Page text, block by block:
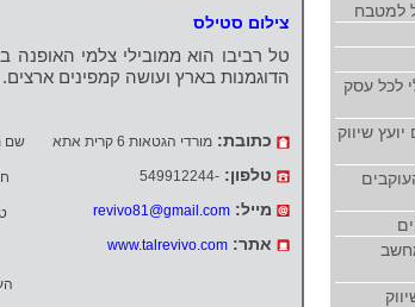
צילום סטילס
טל רביבו הוא ממובילי צלמי האופנה
הדוגמנות בארץ ועושה קמפינים ארצים.
כתובת: מורדי הגטאות 6 קרית אתא
טלפון: -549912244
מייל: revivo81@gmail.com
אתר: www.talrevivo.com
שם
למטבח
לכל עסק
שיווק